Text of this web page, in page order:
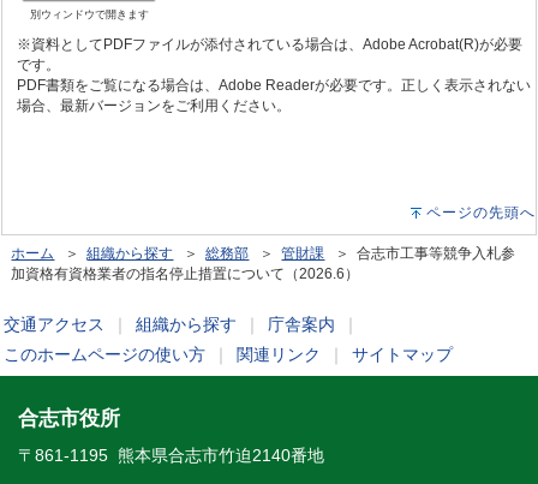
別ウィンドウで開きます
※資料としてPDFファイルが添付されている場合は、Adobe Acrobat(R)が必要
です。
PDF書類をご覧になる場合は、Adobe Readerが必要です。正しく表示されない
場合、最新バージョンをご利用ください。
ページの先頭へ
ホーム ＞組織から探す ＞総務部 ＞管財課 ＞ 合志市工事等競争入札参
加資格有資格業者の指名停止措置について（2026.6）
交通アクセス 組織から探す 庁舎案内
このホームページの使い方
関連リンク サイトマップ
合志市役所
〒861-1195 熊本県合志市竹迫2140番地